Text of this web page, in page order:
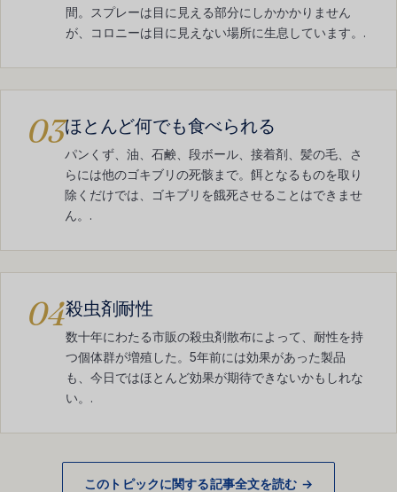
間。スプレーは目に見える部分にしかかかりません
が、コロニーは目に見えない場所に生息しています。.
03ほとんど何でも食べられる
パンくず、油、石鹸、段ボール、接着剤、髪の毛、さ
らには他のゴキブリの死骸まで。餌となるものを取り
除くだけでは、ゴキブリを餓死させることはできませ
ん。.
04殺虫剤耐性
数十年にわたる市販の殺虫剤散布によって、耐性を持
つ個体群が増殖した。5年前には効果があった製品
も、今日ではほとんど効果が期待できないかもしれな
い。.
このトピックに関する記事全文を読む →